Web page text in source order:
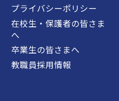
プライバシーポリシー
在校生・保護者の皆さま
へ
卒業生の皆さまへ
教職員採用情報